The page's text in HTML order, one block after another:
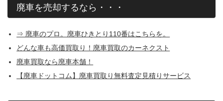
廃車を売却するなら・・・
⇒ 廃車のプロ。廃車ひきとり110番はこちらを。
どんな車も高価買取り！廃車買取のカーネクスト
廃車買取なら廃車本舗！
【廃車ドットコム】廃車買取り無料査定見積りサービス